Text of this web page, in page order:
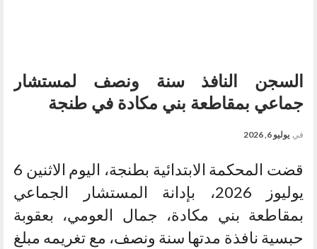
السجن النافذ سنة ونصف لمستشار
جماعي بمقاطعة بني مكادة في طنجة
في يوليو 6, 2026
قضت المحكمة الابتدائية بطنجة، اليوم الاثنين 6
يوليوز 2026، بإدانة المستشار الجماعي
بمقاطعة بني مكادة، جمال العومي، بعقوبة
حبسية نافذة مدتها سنة ونصف، مع تغريمه مبلغ